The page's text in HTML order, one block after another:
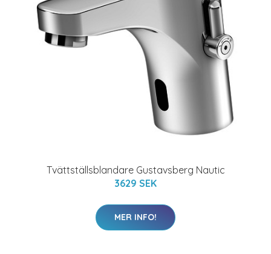
Tvättställsblandare Gustavsberg Nautic
3629 SEK
MER INFO!